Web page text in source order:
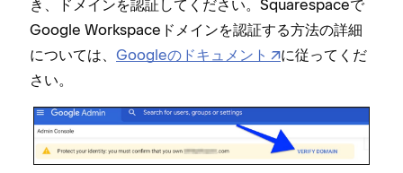
き⁠、ドメインを認証してください⁠。Squarespaceで
Google Workspaceドメインを認証する方法の詳細
については⁠、 Googleのドキ⁠ュメント
に従⁠ってくだ
さい⁠。